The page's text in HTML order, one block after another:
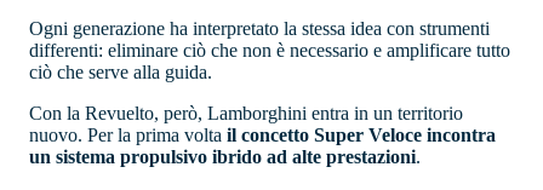
Ogni generazione ha interpretato la stessa idea con strumenti
differenti: eliminare ciò che non è necessario e amplificare tutto
ciò che serve alla guida.
Con la Revuelto, però, Lamborghini entra in un territorio
nuovo. Per la prima volta il concetto Super Veloce incontra
un sistema propulsivo ibrido ad alte prestazioni.